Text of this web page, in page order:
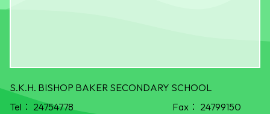
S.K.H. BISHOP BAKER SECONDARY SCHOOL
Tel： 24754778 Fax： 24799150